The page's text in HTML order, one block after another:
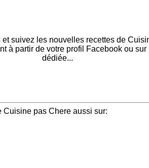
et suivez les nouvelles recettes de
à partir de votre profil Facebook ou sur
dédiée...
Cuisine pas Chere aussi sur: